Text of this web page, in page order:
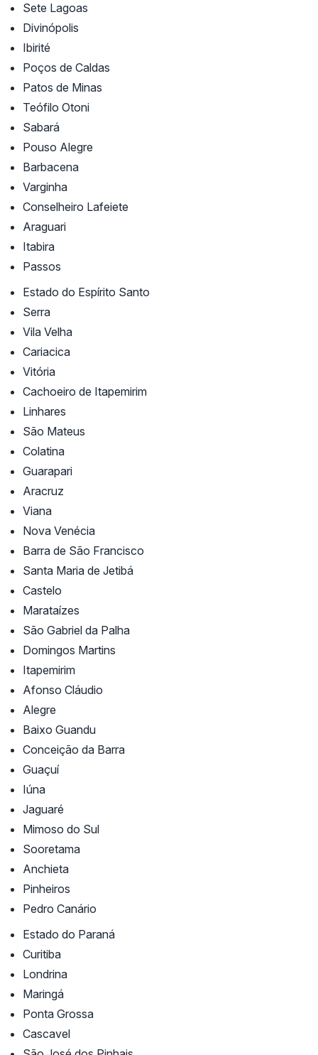
Sete Lagoas
Divinópolis
Ibirité
Poços de Caldas
Patos de Minas
Teófilo Otoni
Sabará
Pouso Alegre
Barbacena
Varginha
Conselheiro Lafeiete
Araguari
Itabira
Passos
Estado do Espírito Santo
Serra
Vila Velha
Cariacica
Vitória
Cachoeiro de Itapemirim
Linhares
São Mateus
Colatina
Guarapari
Aracruz
Viana
Nova Venécia
Barra de São Francisco
Santa Maria de Jetibá
Castelo
Marataízes
São Gabriel da Palha
Domingos Martins
Itapemirim
Afonso Cláudio
Alegre
Baixo Guandu
Conceição da Barra
Guaçuí
Iúna
Jaguaré
Mimoso do Sul
Sooretama
Anchieta
Pinheiros
Pedro Canário
Estado do Paraná
Curitiba
Londrina
Maringá
Ponta Grossa
Cascavel